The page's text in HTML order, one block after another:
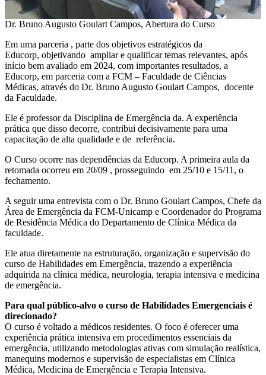
Dr. Bruno Augusto Goulart Campos, Abertura do Curso
Em uma parceria , parte dos objetivos estratégicos da
Educorp, objetivando ampliar e qualificar temas relevantes, após
início bem avaliado em 2024, com importantes resultados, a
Educorp, em parceria com a FCM – Faculdade de Ciências
Médicas, através do Dr. Bruno Augusto Goulart Campos, docente
da Faculdade.
Ele é professor da Disciplina de Emergência da. A experiência
prática que disso decorre, contribui decisivamente para uma
capacitação de alta qualidade e de referência.
O Curso ocorre nas dependências da Educorp. A primeira aula da
retomada ocorreu em 20/09 , prosseguindo em 25/10 e 15/11, o
fechamento.
A seguir uma entrevista com o Dr. Bruno Goulart Campos, Chefe da
Área de Emergência da FCM-Unicamp e Coordenador do Programa
de Residência Médica do Departamento de Clínica Médica da
faculdade.
Ele atua diretamente na estruturação, organização e supervisão do
curso de Habilidades em Emergência, trazendo a experiência
adquirida na clínica médica, neurologia, terapia intensiva e medicina
de emergência.
Para qual público-alvo o curso de Habilidades Emergenciais é
direcionado?
O curso é voltado a médicos residentes. O foco é oferecer uma
experiência prática intensiva em procedimentos essenciais da
emergência, utilizando metodologias ativas com simulação realística,
manequins modernos e supervisão de especialistas em Clínica
Médica, Medicina de Emergência e Terapia Intensiva.